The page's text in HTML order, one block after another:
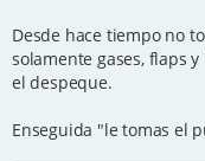
Desde hace tiempo no
solamente gases, flaps
el despeque.
Enseguida "le tomas el